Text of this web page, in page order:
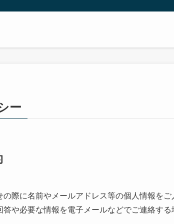
ー
の際に名前やメールアドレス等の個人情報を
答や必要な情報を電子メールなどでご連絡す